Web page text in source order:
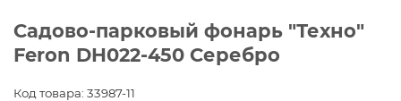
Садово-парковый фонарь "Техно"
Feron DH022-450 Серебро
Код товара: 33987-11